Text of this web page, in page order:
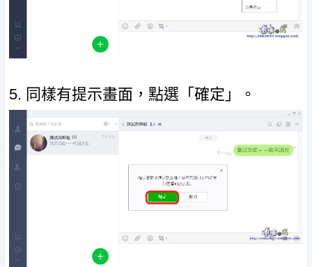
5. 同樣有提示畫面，點選「確定」。